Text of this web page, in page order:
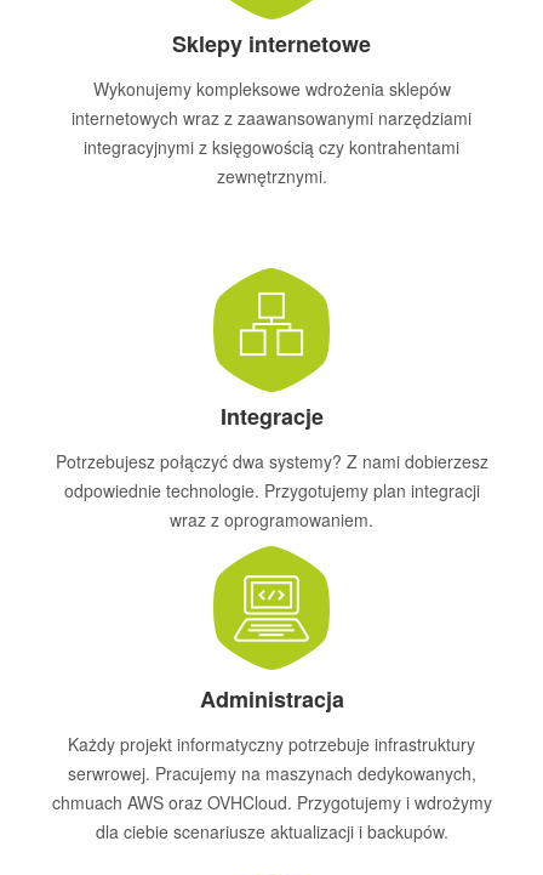
Sklepy internetowe
Wykonujemy kompleksowe wdrożenia sklepów
internetowych wraz z zaawansowanymi narzędziami
integracyjnymi z księgowością czy kontrahentami
zewnętrznymi.
Integracje
Potrzebujesz połączyć dwa systemy? Z nami dobierzesz
odpowiednie technologie. Przygotujemy plan integracji
wraz z oprogramowaniem.
Administracja
Każdy projekt informatyczny potrzebuje infrastruktury
serwrowej. Pracujemy na maszynach dedykowanych,
chmuach AWS oraz OVHCloud. Przygotujemy i wdrożymy
dla ciebie scenariusze aktualizacji i backupów.